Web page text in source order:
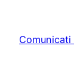
content